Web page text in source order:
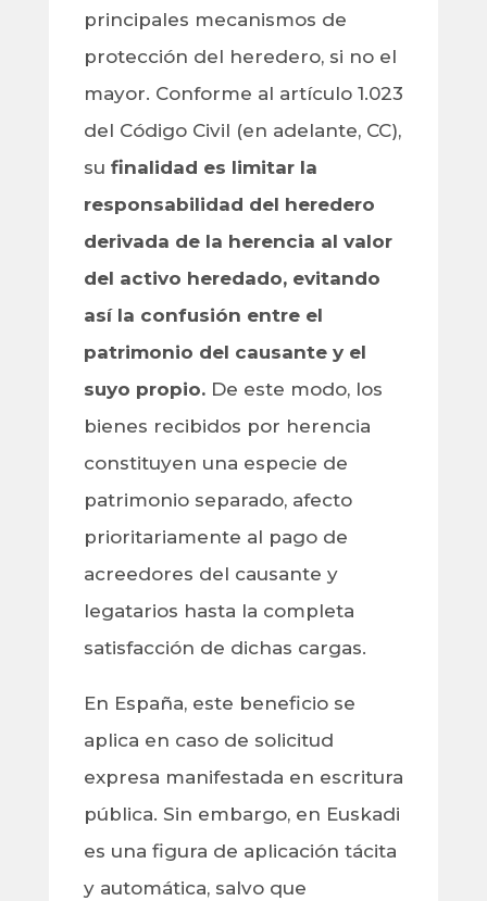
principales mecanismos de
protección del heredero, si no el
mayor. Conforme al artículo 1.023
del Código Civil (en adelante, CC),
su finalidad es limitar la
responsabilidad del heredero
derivada de la herencia al valor
del activo heredado, evitando
así la confusión entre el
patrimonio del causante y el
suyo propio.De este modo, los
bienes recibidos por herencia
constituyen una especie de
patrimonio separado, afecto
prioritariamente al pago de
acreedores del causante y
legatarios hasta la completa
satisfacción de dichas cargas.
En España, este beneficio se
aplica en caso de solicitud
expresa manifestada en escritura
pública. Sin embargo, en Euskadi
es una figura de aplicación tácita
y automática, salvo que